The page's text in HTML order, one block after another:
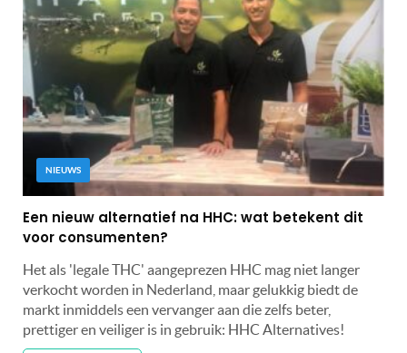
NIEUWS
Een nieuw alternatief na HHC: wat betekent dit
voor consumenten?
Het als 'legale THC' aangeprezen HHC mag niet langer
verkocht worden in Nederland, maar gelukkig biedt de
markt inmiddels een vervanger aan die zelfs beter,
prettiger en veiliger is in gebruik: HHC Alternatives!